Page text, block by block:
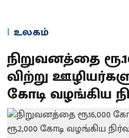
உலகம்
நிறுவனத்தை
விற்று
கோடி வழங்கிய